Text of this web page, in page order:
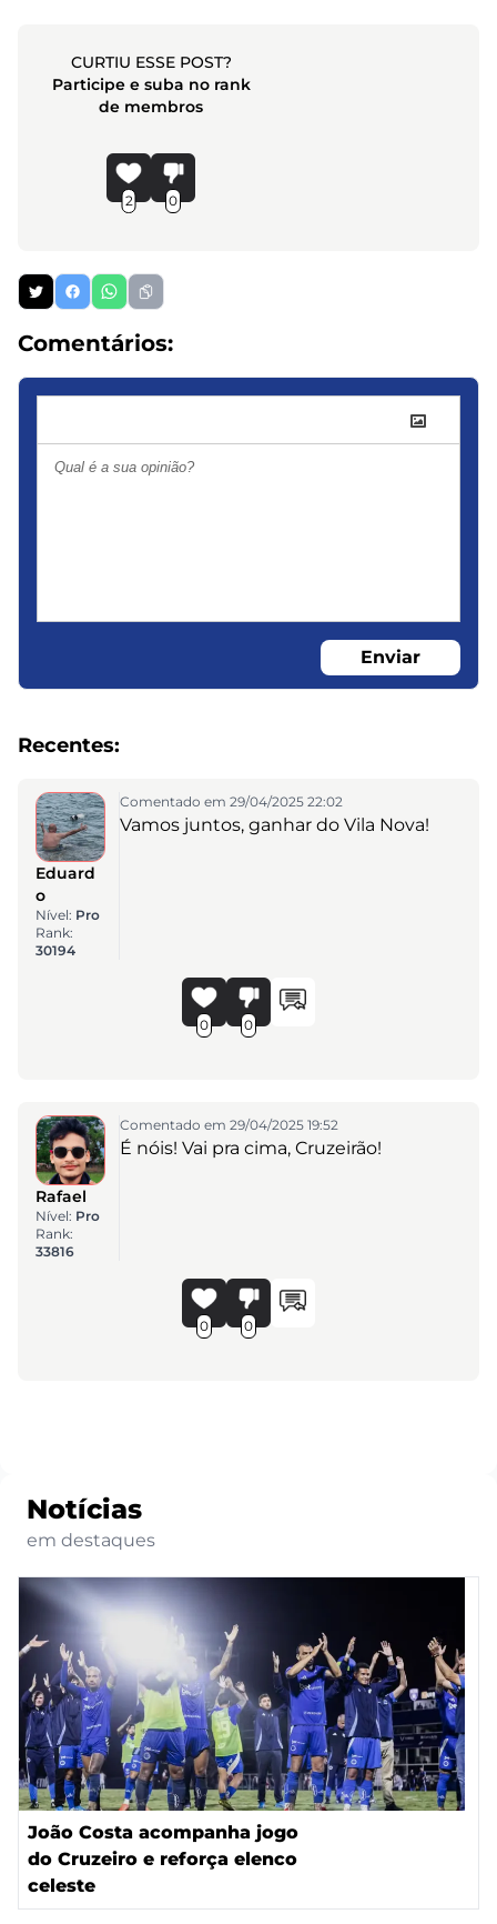
CURTIU ESSE POST?
Participe e suba no rank
de membros
2 0
Comentários:
Enviar
Recentes:
Eduard
o
Nível: Pro
Rank:
30194
Comentado em 29/04/2025 22:02
Vamos juntos, ganhar do Vila Nova!
0 0
Rafael
Nível: Pro
Rank:
33816
Comentado em 29/04/2025 19:52
É nóis! Vai pra cima, Cruzeirão!
0 0
Notícias
em destaques
João Costa acompanha jogo
do Cruzeiro e reforça elenco
celeste